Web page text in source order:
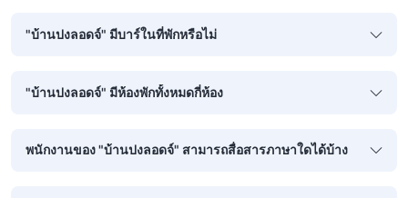
"บ้านปงลอดจ์" มีบาร์ในที่พักหรือไม่
"บ้านปงลอดจ์" มีห้องพักทั้งหมดกี่ห้อง
พนักงานของ "บ้านปงลอดจ์" สามารถสื่อสารภาษาใดได้บ้าง